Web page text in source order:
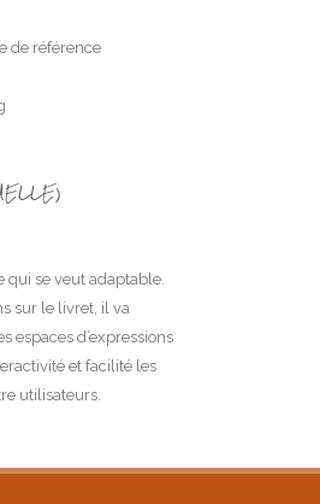
de référence
qui se veut adaptable.
sur le livret, il va
espaces d’expressions
et facilité les
utilisateurs.